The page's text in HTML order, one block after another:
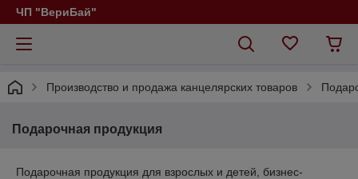
ЧП "ВериБай"
Производство и продажа канцелярских товаров
Подарочная продукция
Подарочная продукция для взрослых и детей, бизнес-